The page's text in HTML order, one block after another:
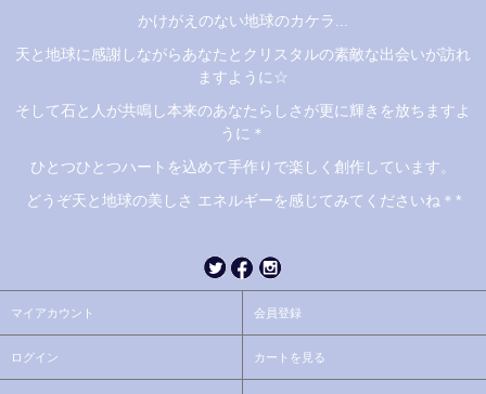
かけがえのない地球のカケラ...
天と地球に感謝しながらあなたとクリスタルの素敵な出会いが訪れ
ますように☆
そして石と人が共鳴し本来のあなたらしさが更に輝きを放ちますよ
うに＊
ひとつひとつハートを込めて手作りで楽しく創作しています。
どうぞ天と地球の美しさ エネルギーを感じてみてくださいね＊*
マイアカウント 会員登録
ログイン カートを見る